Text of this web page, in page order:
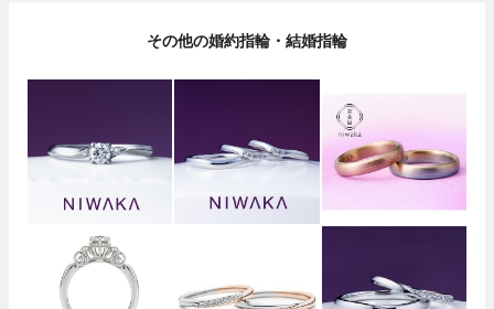
その他の婚約指輪・結婚指輪